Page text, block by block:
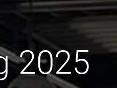
2025